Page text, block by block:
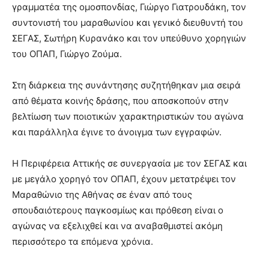
γραμματέα της ομοσπονδίας, Γιώργο Γιατρουδάκη, τον
συντονιστή του μαραθωνίου και γενικό διευθυντή του
ΣΕΓΑΣ, Σωτήρη Κυρανάκο και τον υπεύθυνο χορηγιών
του ΟΠΑΠ, Γιώργο Ζούμα.
Στη διάρκεια της συνάντησης συζητήθηκαν μια σειρά
από θέματα κοινής δράσης, που αποσκοπούν στην
βελτίωση των ποιοτικών χαρακτηριστικών του αγώνα
και παράλληλα έγινε το άνοιγμα των εγγραφών.
Η Περιφέρεια Αττικής σε συνεργασία με τον ΣΕΓΑΣ και
με μεγάλο χορηγό τον ΟΠΑΠ, έχουν μετατρέψει τον
Μαραθώνιο της Αθήνας σε έναν από τους
σπουδαιότερους παγκοσμίως και πρόθεση είναι ο
αγώνας να εξελιχθεί και να αναβαθμιστεί ακόμη
περισσότερο τα επόμενα χρόνια.